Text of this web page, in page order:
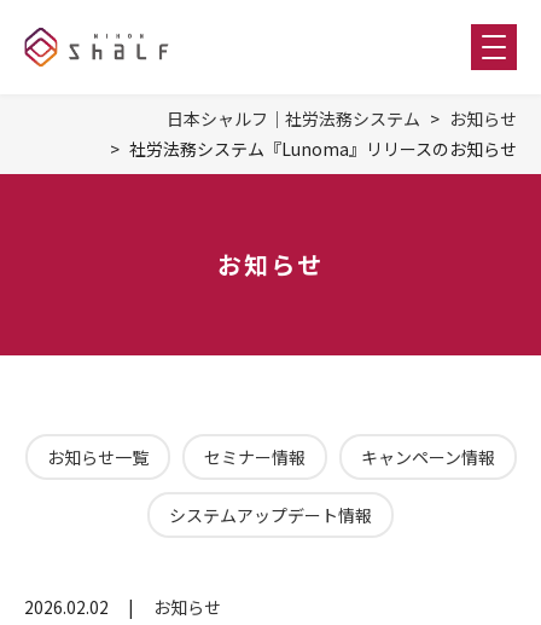
日本シャルフ｜社労法務システム
お知らせ
社労法務システム『Lunoma』リリースのお知らせ
お知らせ
お知らせ一覧 セミナー情報 キャンペーン情報
システムアップデート情報
2026.02.02 お知らせ